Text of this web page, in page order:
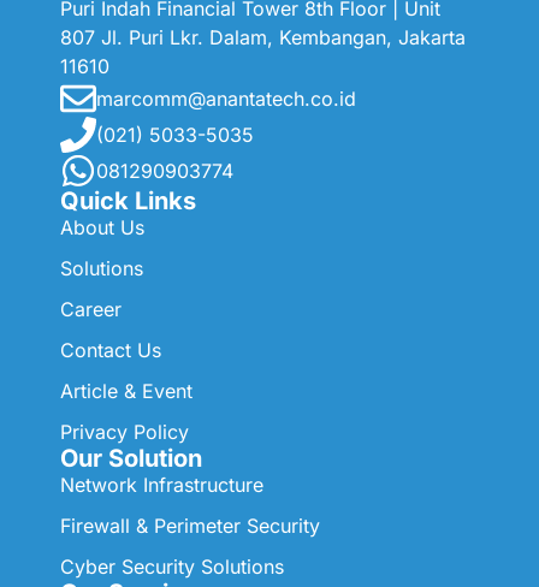
Puri Indah Financial Tower 8th Floor | Unit
807 Jl. Puri Lkr. Dalam, Kembangan, Jakarta
11610
marcomm@anantatech.co.id
(021) 5033-5035
081290903774
Quick Links
About Us
Solutions
Career
Contact Us
Article & Event
Privacy Policy
Our Solution
Network Infrastructure
Firewall & Perimeter Security
Cyber Security Solutions